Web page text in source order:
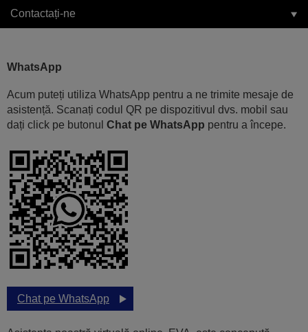
Contactați-ne
WhatsApp
Acum puteți utiliza WhatsApp pentru a ne trimite mesaje de
asistență. Scanați codul QR pe dispozitivul dvs. mobil sau
dați click pe butonul Chat pe WhatsApp pentru a începe.
Chat pe WhatsApp